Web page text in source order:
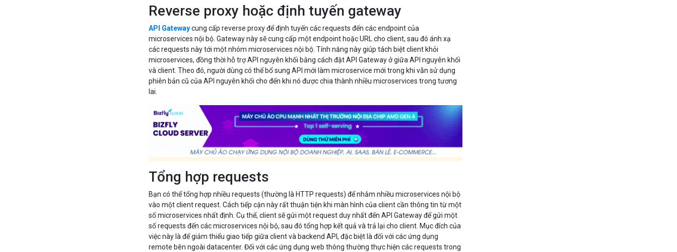
Reverse proxy hoặc định tuyến gateway
API Gatewaycung cấp reverse proxy để định tuyến các requests đến các endpoint của
microservices nội bộ. Gateway này sẽ cung cấp một endpoint hoặc URL cho client, sau đó ánh xạ
các requests này tới một nhóm microservices nội bộ. Tính năng này giúp tách biệt client khỏi
microservices, đồng thời hỗ trợ API nguyên khối bằng cách đặt API Gateway ở giữa API nguyên khối
và client. Theo đó, người dùng có thể bổ sung API mới làm microservice mới trong khi vẫn sử dụng
phiên bản cũ của API nguyên khối cho đến khi nó được chia thành nhiều microservices trong tương
lai.
Tổng hợp requests
Bạn có thể tổng hợp nhiều requests (thường là HTTP requests) để nhắm nhiều microservices nội bộ
vào một client request. Cách tiếp cận này rất thuận tiện khi màn hình của client cần thông tin từ một
số microservices nhất định. Cụ thể, client sẽ gửi một request duy nhất đến API Gateway để gửi một
số requests đến các microservices nội bộ, sau đó tổng hợp kết quả và trả lại cho client. Mục đích của
việc này là để giảm thiểu giao tiếp giữa client và backend API, đặc biệt là đối với các ứng dụng
remote bên ngoài datacenter. Đối với các ứng dụng web thông thường thực hiện các requests trong